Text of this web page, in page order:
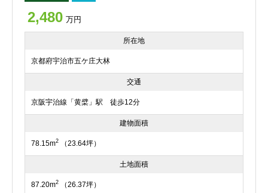
2,480 万円
所在地
京都府宇治市五ケ庄大林
交通
京阪宇治線「黄檗」駅 徒歩12分
建物面積
78.15m2 （23.64坪）
土地面積
87.20m2 （26.37坪）